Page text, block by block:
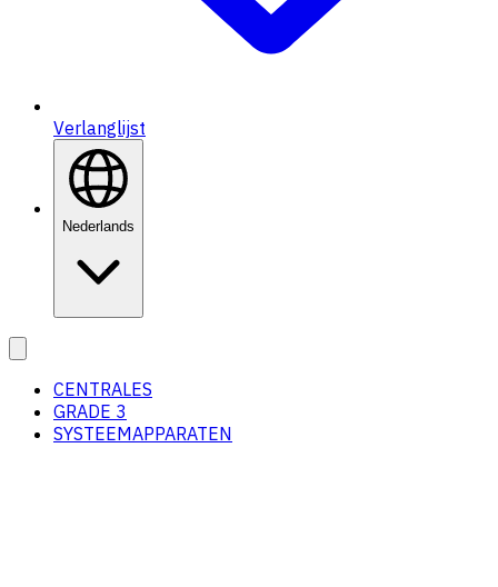
Verlanglijst
Nederlands
CENTRALES
GRADE 3
SYSTEEMAPPARATEN